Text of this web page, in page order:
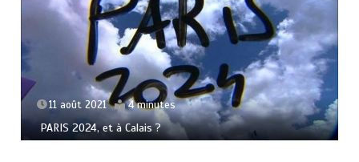
11 août 2021 4 minutes
PARIS 2024, et à Calais ?